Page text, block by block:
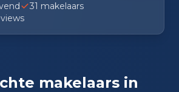
31 makelaars
makelaars in